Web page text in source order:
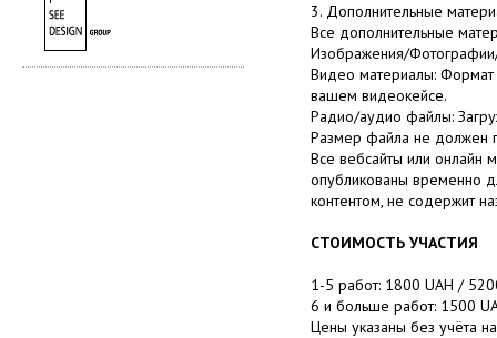
3. Дополнительные
Все дополнительные
Изображения/
Видео материалы: Формат
вашем видеокейсе.
Радио/аудио файлы:
Размер файла не должен
Все вебсайты или онлайн
опубликованы временно
контентом, не содержит
СТОИМОСТЬ УЧАСТИЯ
1-5 работ: 1800 UAH /
6 и больше работ: 1500
Цены указаны без учёта